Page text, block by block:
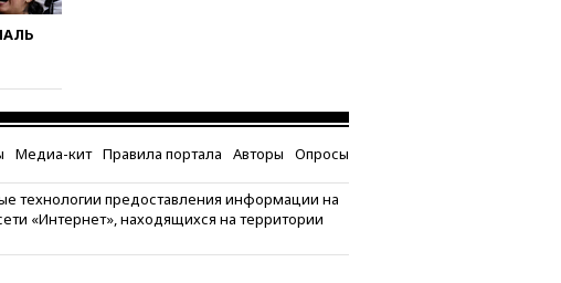
Медиа-кит Правила портала Авторы Опросы
технологии предоставления информации на
«Интернет», находящихся на территории